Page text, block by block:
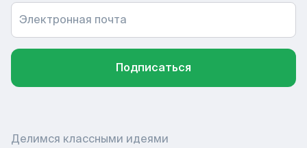
Электронная почта
Подписаться
Делимся классными идеями